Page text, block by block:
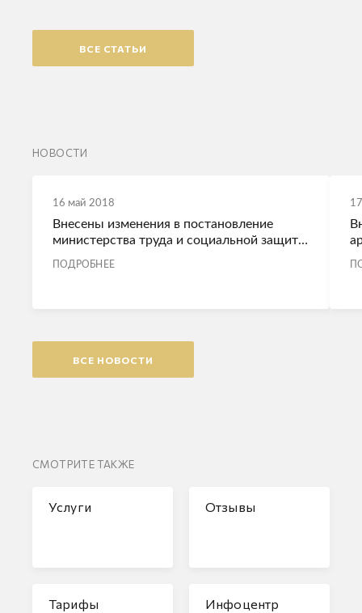
ВСЕ СТАТЬИ
НОВОСТИ
16 май 2018
Внесены изменения в постановление
министерства труда и социальной защиты
ПОДРОБНЕЕ
ВСЕ НОВОСТИ
СМОТРИТЕ ТАКЖЕ
Услуги Отзывы
Тарифы Инфоцентр